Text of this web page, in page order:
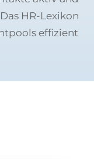
HR-Lexikon
effizient